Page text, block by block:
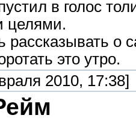
в голос
целями.
рассказывать о
это утро.
2010, 17:38]